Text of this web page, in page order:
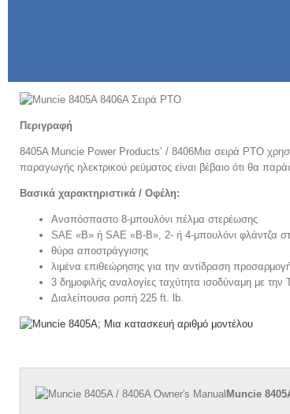
Περιγραφή
8405A Muncie Power Products’ / 8406Μια σειρά PTO
παραγωγής ηλεκτρικού ρεύματος είναι βέβαιο ότι θα
Βασικά χαρακτηριστικά / Οφέλη:
Αναπόσπαστο 8-μπουλόνι πέλμα στερέωσης
SAE «Β» ή SAE «Β-Β», 2- ή 4-μπουλόνι φλάντζα
θύρα αποστράγγισης
λιμένα επιθεώρησης για την αντίδραση
3 δημοφιλής αναλογίες ταχύτητα ισοδύναμη με
Διαλείπουσα ροπή 225 ft. lb.
Muncie